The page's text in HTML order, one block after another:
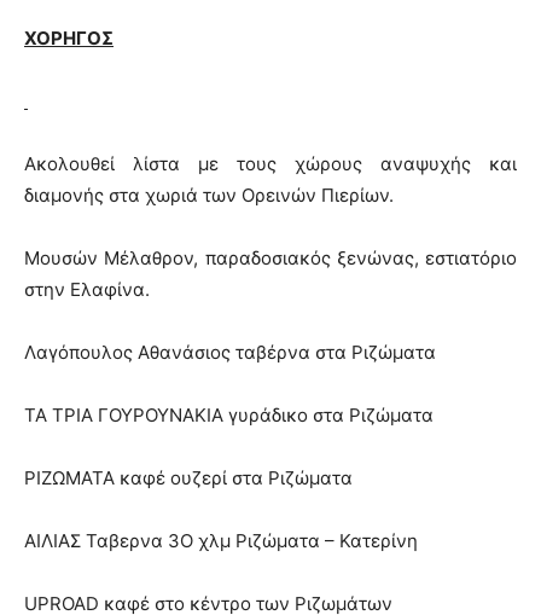
ΧΟΡΗΓΟΣ
Ακολουθεί λίστα με τους χώρους αναψυχής και
διαμονής στα χωριά των Ορεινών Πιερίων.
Μουσών Μέλαθρον, παραδοσιακός ξενώνας, εστιατόριο
στην Ελαφίνα.
Λαγόπουλος Αθανάσιος ταβέρνα στα Ριζώματα
ΤΑ ΤΡΙΑ ΓΟΥΡΟΥΝΑΚΙΑ γυράδικο στα Ριζώματα
ΡΙΖΩΜΑΤΑ καφέ ουζερί στα Ριζώματα
ΑΙΛΙΑΣ Ταβερνα 3Ο χλμ Ριζώματα – Κατερίνη
UPROAD καφέ στο κέντρο των Ριζωμάτων